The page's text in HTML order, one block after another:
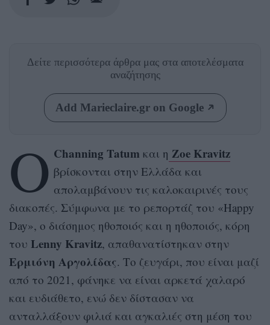
Δείτε περισσότερα άρθρα μας στα αποτελέσματα
αναζήτησης
Add Marieclaire.gr on Google
Ο Channing Tatum και η Zoe Kravitz
βρίσκονται στην Ελλάδα και
απολαμβάνουν τις καλοκαιρινές τους
διακοπές. Σύμφωνα με το ρεπορτάζ του «Happy
Day», ο διάσημος ηθοποιός και η ηθοποιός, κόρη
του Lenny Kravitz, απαθανατίστηκαν στην
Ερμιόνη Αργολίδας. Το ζευγάρι, που είναι μαζί
από το 2021, φάνηκε να είναι αρκετά χαλαρό
και ευδιάθετο, ενώ δεν δίστασαν να
ανταλλάξουν φιλιά και αγκαλιές στη μέση του